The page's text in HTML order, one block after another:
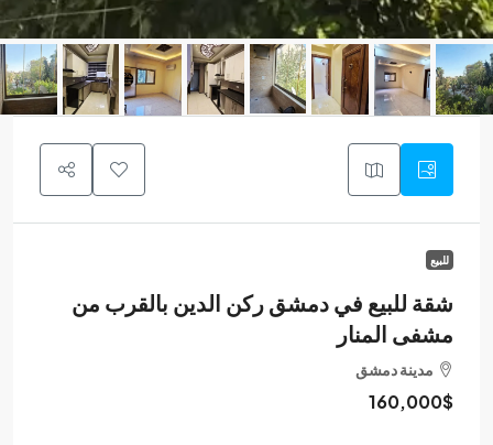
للبيع
شقة للبيع في دمشق ركن الدين بالقرب من
مشفى المنار
مدينة دمشق
160,000$